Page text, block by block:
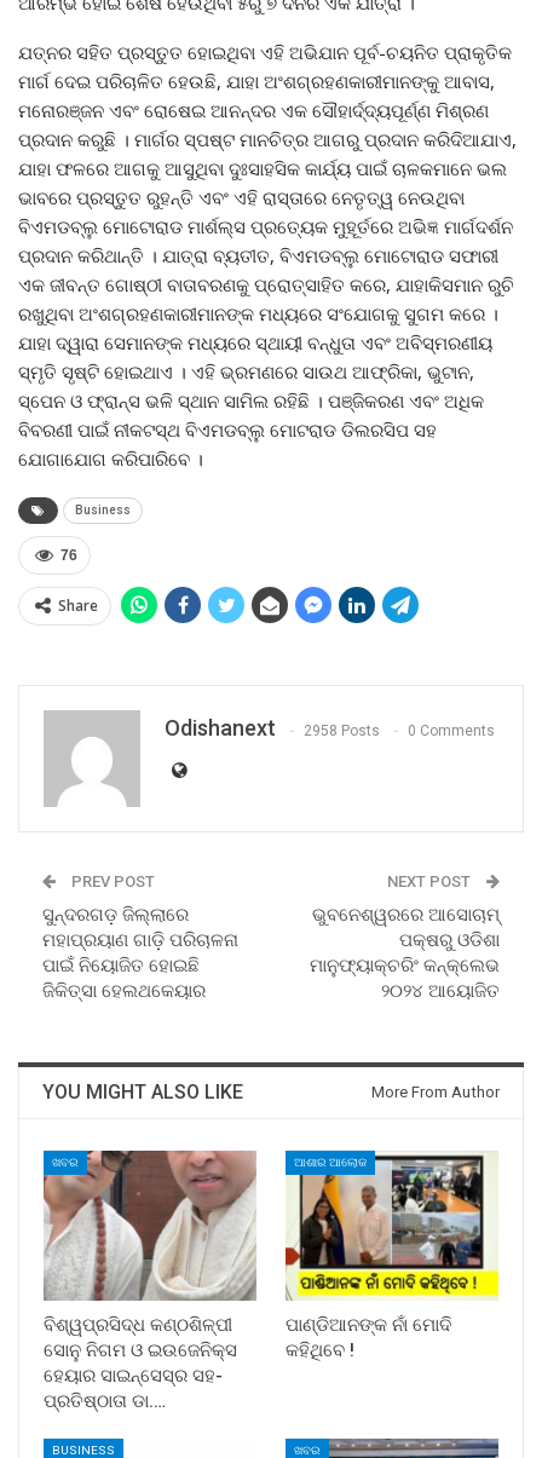
ଯତ୍ନର ସହିତ ପ୍ରସ୍ତୁତ ହୋଇଥିବା ଏହି ଅଭିଯାନ ପୂର୍ବ-ଚୟନିତ ପ୍ରାକୃତିକ
ମାର୍ଗ ଦେଇ ପରିଚାଳିତ ହେଉଛି, ଯାହା ଅଂଶଗ୍ରହଣକାରୀମାନଙ୍କୁ ଆବାସ,
ମନୋରଞ୍ଜନ ଏବଂ ରୋଷେଇ ଆନନ୍ଦର ଏକ ସୌହାର୍ଦ୍ଦ୍ୟପୂର୍ଣ୍ଣ ମିଶ୍ରଣ
ପ୍ରଦାନ କରୁଛି । ମାର୍ଗର ସ୍ପଷ୍ଟ ମାନଚିତ୍ର ଆଗରୁ ପ୍ରଦାନ କରିଦିଆଯାଏ,
ଯାହା ଫଳରେ ଆଗକୁ ଆସୁଥିବା ଦୁଃସାହସିକ କାର୍ଯ୍ୟ ପାଇଁ ଚାଳକମାନେ ଭଲ
ଭାବରେ ପ୍ରସ୍ତୁତ ରୁହନ୍ତି ଏବଂ ଏହି ରାସ୍ତାରେ ନେତୃତ୍ୱ ନେଉଥିବା
ବିଏମଡବ୍ଲୁ ମୋଟୋରାଡ ମାର୍ଶଲ୍ସ ପ୍ରତ୍ୟେକ ମୁହୂର୍ତରେ ଅଭିଜ୍ଞ ମାର୍ଗଦର୍ଶନ
ପ୍ରଦାନ କରିଥାନ୍ତି । ଯାତ୍ରା ବ୍ୟତୀତ, ବିଏମଡବ୍ଲୁ ମୋଟୋରାଡ ସଫାରୀ
ଏକ ଜୀବନ୍ତ ଗୋଷ୍ଠୀ ବାତାବରଣକୁ ପ୍ରୋତ୍ସାହିତ କରେ, ଯାହାକିସମାନ ରୁଚି
ରଖୁଥିବା ଅଂଶଗ୍ରହଣକାରୀମାନଙ୍କ ମଧ୍ୟରେ ସଂଯୋଗକୁ ସୁଗମ କରେ ।
ଯାହା ଦ୍ୱାରା ସେମାନଙ୍କ ମଧ୍ୟରେ ସ୍ଥାୟୀ ବନ୍ଧୁତା ଏବଂ ଅବିସ୍ମରଣୀୟ
ସ୍ମୃତି ସୃଷ୍ଟି ହୋଇଥାଏ । ଏହି ଭ୍ରମଣରେ ସାଉଥ ଆଫ୍ରିକା, ଭୁଟାନ,
ସ୍ପେନ ଓ ଫ୍ରାନ୍ସ ଭଳି ସ୍ଥାନ ସାମିଲ ରହିଛି । ପଞ୍ଜିକରଣ ଏବଂ ଅଧିକ
ବିବରଣୀ ପାଇଁ ନୀକଟସ୍ଥ ବିଏମଡବ୍ଲୁ ମୋଟରାଡ ଡିଲରସିପ ସହ
ଯୋଗାଯୋଗ କରିପାରିବେ ।
Business
76
Share
Odishanext 2958 Posts 0 Comments
PREV POST
ସୁନ୍ଦରଗଡ଼ ଜିଲ୍ଲାରେ
ମହାପ୍ରୟାଣ ଗାଡ଼ି ପରିଚାଳନା
ପାଇଁ ନିୟୋଜିତ ହୋଇଛି
ଜିକିତ୍ସା ହେଲଥକେୟାର
NEXT POST
ଭୁବନେଶ୍ୱରରେ ଆସୋଚାମ୍
ପକ୍ଷରୁ ଓଡିଶା
ମାନୁଫ୍ୟାକ୍‌ଚରିଂ କନ୍‌କ୍ଲେଭ
୨୦୨୪ ଆୟୋଜିତ
YOU MIGHT ALSO LIKE More From Author
ଖବର
ବିଶ୍ୱପ୍ରସିଦ୍ଧ କଣ୍ଠଶିଳ୍ପୀ
ସୋନୁ ନିଗମ ଓ ଇଉଜେନିକ୍ସ
ହେୟାର ସାଇନ୍ସେସ୍ର ସହ-
ପ୍ରତିଷ୍ଠାତା ଡା.…
ଆଶାର ଆଲୋକ
ପାଣ୍ଡିଆନଙ୍କ ନାଁ ମୋଦି
କହିଥିବେ !
BUSINESS ଖବର